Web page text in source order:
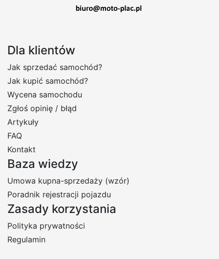
Dla klientów
Jak sprzedać samochód?
Jak kupić samochód?
Wycena samochodu
Zgłoś opinię / błąd
Artykuły
FAQ
Kontakt
Baza wiedzy
Umowa kupna-sprzedaży (wzór)
Poradnik rejestracji pojazdu
Zasady korzystania
Polityka prywatności
Regulamin